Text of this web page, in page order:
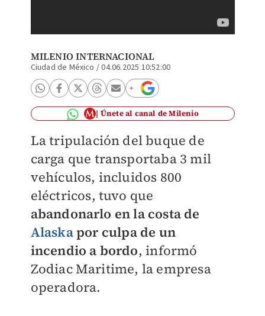
MILENIO INTERNACIONAL
Ciudad de México /04.06.2025 10:52:00
Únete al canal de Milenio
La tripulación del buque de
carga que transportaba 3 mil
vehículos, incluidos 800
eléctricos, tuvo que
abandonarlo en la costa de
Alaskapor culpa de un
incendio a bordo, informó
Zodiac Maritime, la empresa
operadora.